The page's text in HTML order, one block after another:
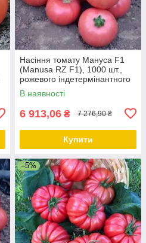
Насіння томату Мануса F1
(Manusa RZ F1), 1000 шт.,
рожевого індетермінантного
В наявності
6 913,06 ₴ 7 276,90 ₴
Купити
–5%